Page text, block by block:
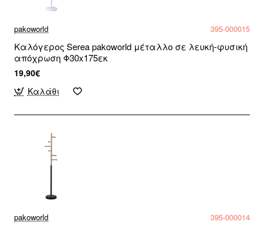
pakoworld 395-000015
Καλόγερος Serea pakoworld μέταλλο σε λευκή-φυσική
απόχρωση Φ30x175εκ
19,90€
Καλάθι
pakoworld 395-000014